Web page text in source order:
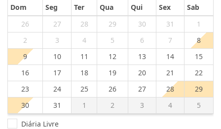
Dom Seg Ter Qua Qui Sex
Sab
26
27 28 29 30 31
1
2
3 4 5 6 7
8
9
10 11 12 13 14
15
16
17 18 19 20 21
22
23
24 25 26 27 28
29
30
31 1 2 3 4
5
Diária Livre